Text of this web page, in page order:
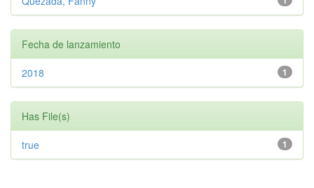
Fecha de lanzamiento
1
2018
Has File(s)
1
true